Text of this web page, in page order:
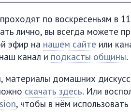
по воскресеньям в
лично, вы всегда можете
эфир на нашем сайте или
канал и подкасты общины.
материалы домашних
скачать здесь. Или
, чтобы в нём